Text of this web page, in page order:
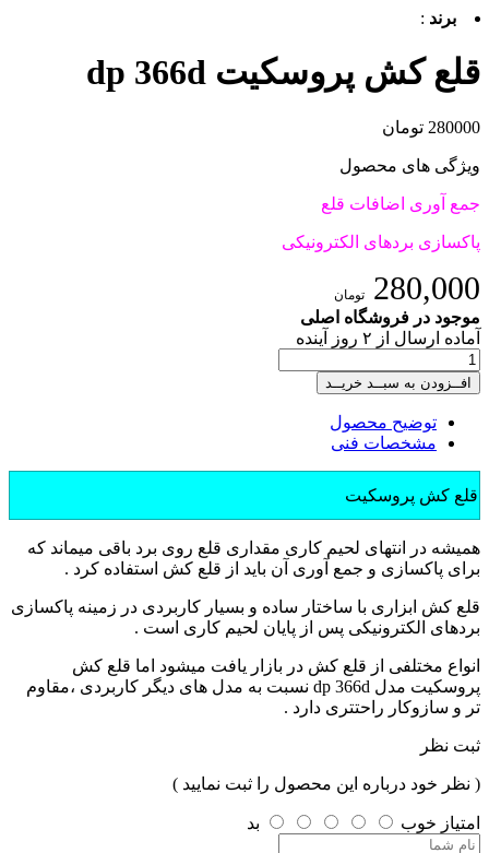
برند :
قلع کش پروسکیت dp 366d
280000 تومان
ویژگی های محصول
جمع آوری اضافات قلع
پاکسازی بردهای الکترونیکی
280,000 تومان
موجود در فروشگاه اصلی
آماده ارسال از ۲ روز آینده
افــزودن به سبــد خریــد
توضیح محصول
مشخصات فنی
قلع کش پروسکیت
همیشه در انتهای لحیم کاری مقداری قلع روی برد باقی میماند که
برای پاکسازی و جمع آوری آن باید از قلع کش استفاده کرد .
قلع کش ابزاری با ساختار ساده و بسیار کاربردی در زمینه پاکسازی
بردهای الکترونیکی پس از پایان لحیم کاری است .
انواع مختلفی از قلع کش در بازار یافت میشود اما قلع کش
پروسکیت مدل dp 366d نسبت به مدل های دیگر کاربردی ،مقاوم
تر و سازوکار راحتتری دارد .
ثبت نظر
( نظر خود درباره این محصول را ثبت نمایید )
امتیاز خوب بد